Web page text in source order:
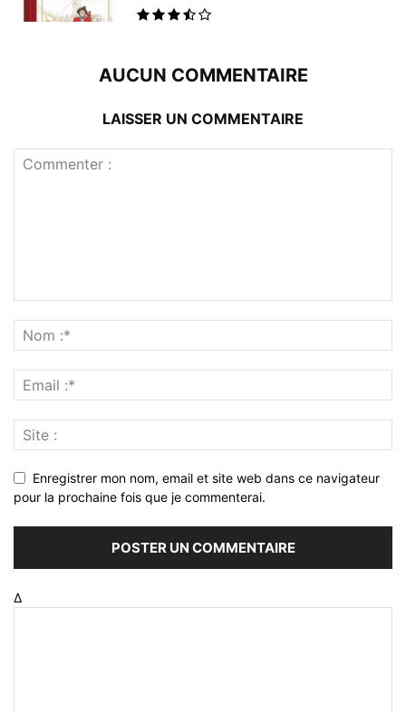
AUCUN COMMENTAIRE
LAISSER UN COMMENTAIRE
Enregistrer mon nom, email et site web dans ce navigateur
pour la prochaine fois que je commenterai.
Δ